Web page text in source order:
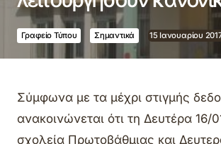
Γραφείο Τύπου Σημαντικά 15 Ιανουαρίου
Σύμφωνα με τα μέχρι στιγμής
ανακοινώνεται ότι τη Δευτέρα 16/
σχολεία Πρωτοβάθμιας και